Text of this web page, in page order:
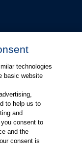
博
technologies
basic website
to help us to
and
consent to
and the
consent is